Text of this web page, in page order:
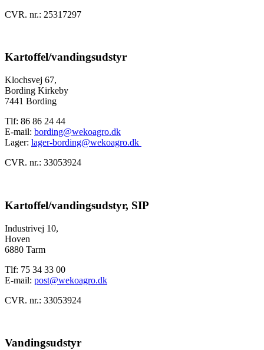
CVR. nr.: 25317297
Kartoffel/vandingsudstyr
Klochsvej 67,
Bording Kirkeby
7441 Bording
Tlf: 86 86 24 44
E-mail: bording@wekoagro.dk
Lager: lager-bording@wekoagro.dk
CVR. nr.: 33053924
Kartoffel/vandingsudstyr, SIP
Industrivej 10,
Hoven
6880 Tarm
Tlf: 75 34 33 00
E-mail: post@wekoagro.dk
CVR. nr.: 33053924
Vandingsudstyr